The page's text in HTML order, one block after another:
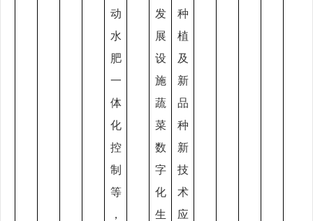
动
水
肥
一
体
化
控
制
等
，
发
展
设
施
蔬
菜
数
字
化
生
种
植
及
新
品
种
新
技
术
应